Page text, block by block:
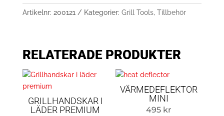
Artikelnr: 200121 Kategorier: Grill Tools, Tillbehör
RELATERADE PRODUKTER
GRILLHANDSKAR I
LÄDER PREMIUM
VÄRMEDEFLEKTOR
MINI
495 kr